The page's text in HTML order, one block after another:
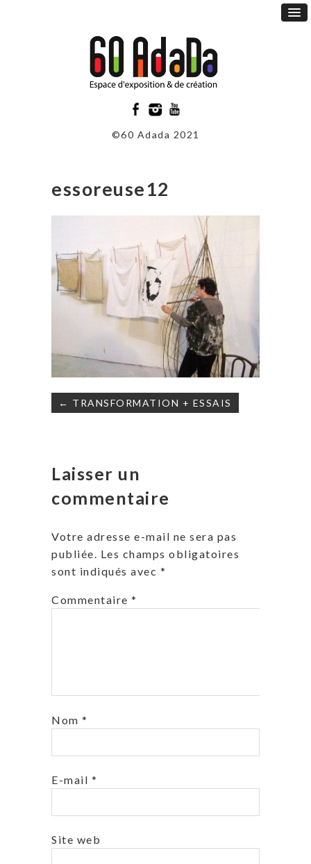
©60 Adada 2021
essoreuse12
Navigation
de
← TRANSFORMATION + ESSAIS
Laisser un
commentaire
Votre adresse e-mail ne sera pas
publiée. Les champs obligatoires
sont indiqués avec *
Commentaire *
Nom *
E-mail *
Site web